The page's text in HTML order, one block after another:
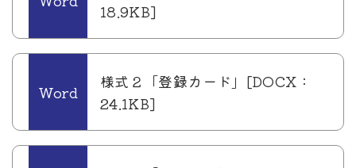
18.9KB]
様式２「登録カード」[DOCX：
24.1KB]